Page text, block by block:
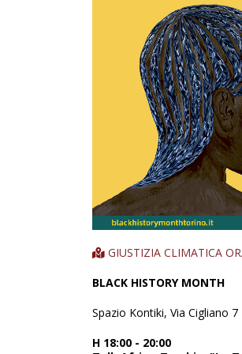
GIUSTIZIA CLIMATICA
BLACK HISTORY MONTH
Spazio Kontiki, Via Cigliano 7
H 18:00 - 20:00